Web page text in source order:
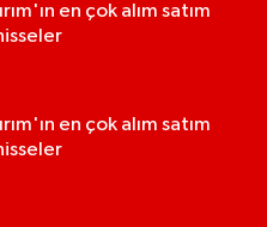
en çok alım satım
en çok alım satım